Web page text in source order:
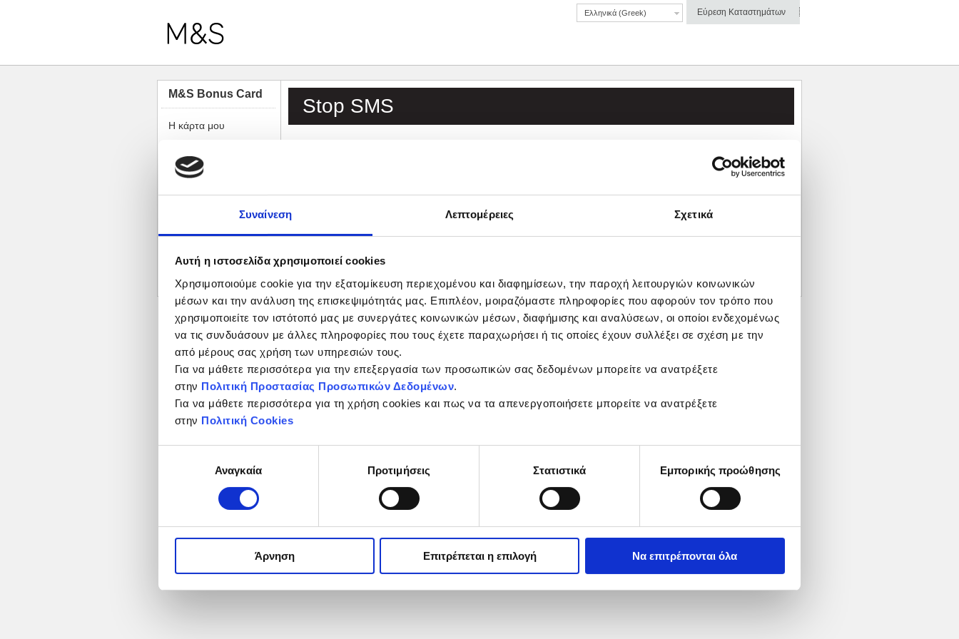
Συναίνεση Λεπτομέρειες Σχετικά
Αυτή η ιστοσελίδα χρησιμοποιεί cookies
Χρησιμοποιούμε cookie για την εξατομίκευση περιεχομένου και διαφημίσεων, την παροχή λειτουργιών κοινωνικών
μέσων και την ανάλυση της επισκεψιμότητάς μας. Επιπλέον, μοιραζόμαστε πληροφορίες που αφορούν τον τρόπο που
χρησιμοποιείτε τον ιστότοπό μας με συνεργάτες κοινωνικών μέσων, διαφήμισης και αναλύσεων, οι οποίοι ενδεχομένως
να τις συνδυάσουν με άλλες πληροφορίες που τους έχετε παραχωρήσει ή τις οποίες έχουν συλλέξει σε σχέση με την
από μέρους σας χρήση των υπηρεσιών τους.
Για να μάθετε περισσότερα για την επεξεργασία των προσωπικών σας δεδομένων μπορείτε να ανατρέξετε
στην Πολιτική Προστασίας Προσωπικών Δεδομένων.
Για να μάθετε περισσότερα για τη χρήση cookies και πως να τα απενεργοποιήσετε μπορείτε να ανατρέξετε
στην Πολιτική Cookies
συγκατάθεσηςΑναγκαία Προτιμήσεις Στατιστικά Εμπορικής προώθησης
Άρνηση Επιτρέπεται η επιλογή Να επιτρέπονται όλα
Εύρεση Καταστημάτων
Ελληνικά (Greek)
M&S Bonus Card
Η κάρτα μου
Όροι & Προϋποθέσεις
Μ&S Bonus Card
Προσωπικών
Πολιτική Cookies
Stop SMS
μπορείτε να ανακαλέσετε την συγκατάθεσή σας να λαμβάνετε ενημερώσεις μέσω SMS αποστέλλοντας